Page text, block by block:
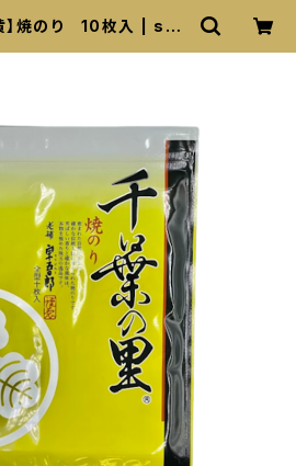
】焼のり 10枚入 | sog